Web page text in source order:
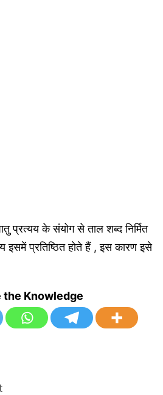
प्रत्यय के संयोग से ताल शब्द निर्मित
इसमें प्रतिष्ठित होते हैं , इस कारण इसे
the Knowledge